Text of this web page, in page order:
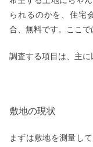
られるのかを、住宅
合、無料です。ここで
調査する項目は、主に
敷地の現状
まずは敷地を測量し